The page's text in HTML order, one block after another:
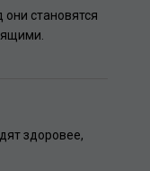
становятся
здоровее,